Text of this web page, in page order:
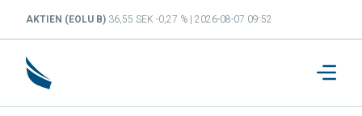
AKTIEN (EOLU B) 36,55 SEK -0,27 % | 2026-08-07 09:52